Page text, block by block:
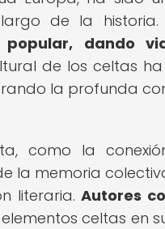
de la historia.
dando
de los celtas
la profunda
como la
la memoria
literaria.Autores
celtas en